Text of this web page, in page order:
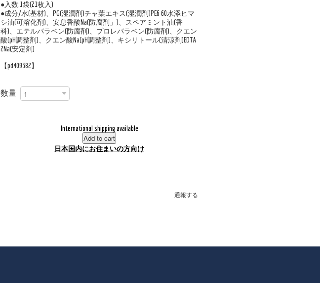
●入数:1袋(21枚入)
●成分/水(基材)、PG(湿潤剤)チャ葉エキス(湿潤剤)PE6 60水添ヒマ
シ油(可溶化剤)、安息香酸Na(防腐剤」)、スペアミント油(香
科)、エテルパラベン(防腐剤)、プロレパラベン(防腐剤)、クエン
酸(pH調整剤)、クエン酸Na(pH調整剤)、キシリトール(清涼剤)EDTA
2Na(安定剤)
【pd409382】
数量
International shipping available
Add to cart
日本国内にお住まいの方向け
通報する